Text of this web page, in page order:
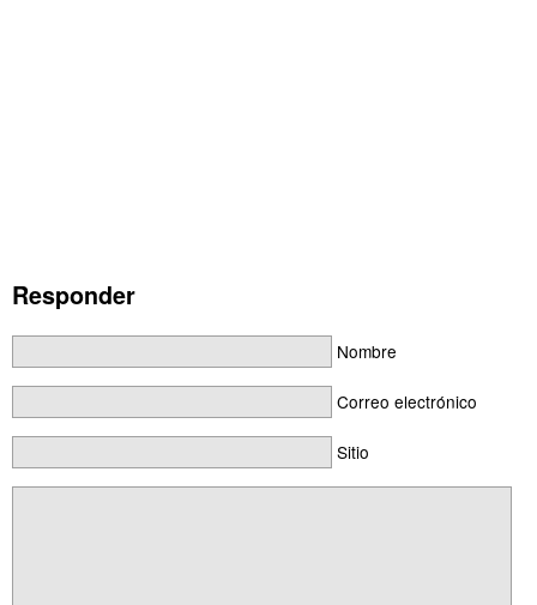
Responder
Nombre
Correo electrónico
Sitio